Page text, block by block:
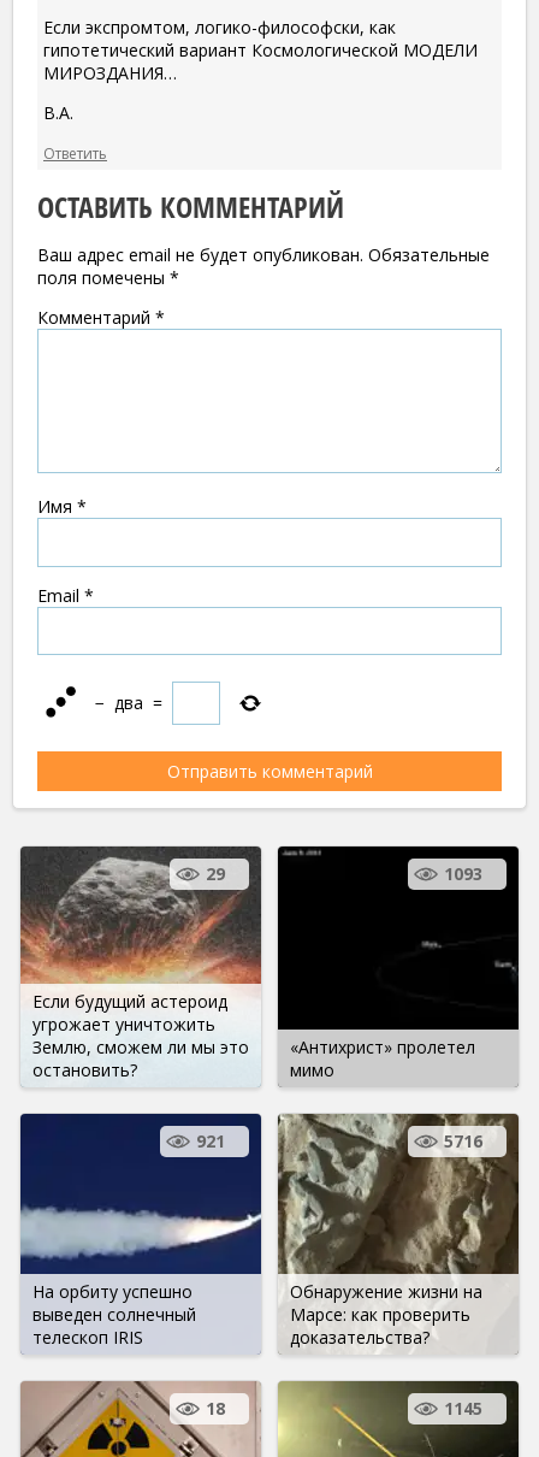
Если экспромтом, логико-философски, как
гипотетический вариант Космологической МОДЕЛИ
МИРОЗДАНИЯ…
В.А.
Ответить
ОСТАВИТЬ КОММЕНТАРИЙ
Ваш адрес email не будет опубликован. Обязательные
поля помечены *
Комментарий *
Имя *
Email *
− два =
Если будущий астероид
угрожает уничтожить
Землю, сможем ли мы это
остановить?
29
«Антихрист» пролетел
мимо
1093
На орбиту успешно
выведен солнечный
телескоп IRIS
921
Обнаружение жизни на
Марсе: как проверить
доказательства?
5716
18 1145